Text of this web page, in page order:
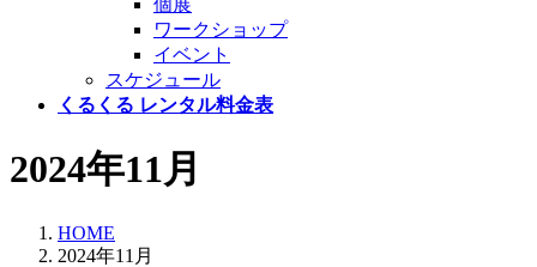
個展
ワークショップ
イベント
スケジュール
くるくる レンタル料金表
2024年11月
HOME
2024年11月